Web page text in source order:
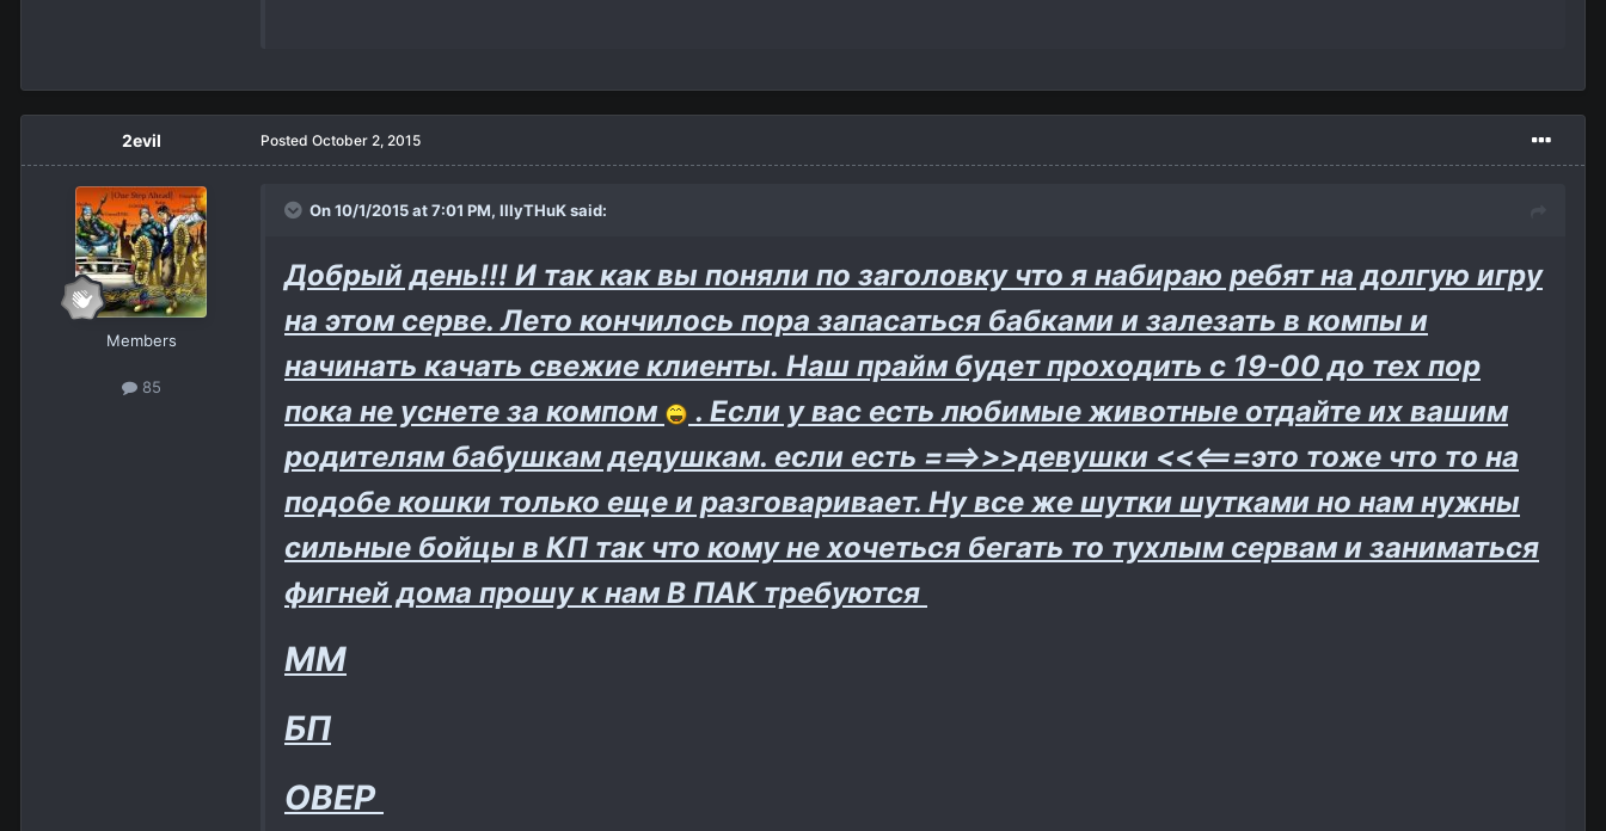
2evil
Members
85
Posted October 2, 2015
On 10/1/2015 at 7:01 PM, IIIyTHuKsaid:
Добрый день!!! И так как вы поняли по заголовку что я набираю ребят на долгую игру
на этом серве. Лето кончилось пора запасаться бабками и залезать в компы и
начинать качать свежие клиенты. Наш прайм будет проходить с 19-00 до тех пор
пока не уснете за компом
. Если у вас есть любимые животные отдайте их вашим
родителям бабушкам дедушкам. если есть ===>>>девушки <<<===это тоже что то на
подобе кошки только еще и разговаривает. Ну все же шутки шутками но нам нужны
сильные бойцы в КП так что кому не хочеться бегать то тухлым сервам и заниматься
фигней дома прошу к нам В ПАК требуются
ММ
БП
ОВЕР